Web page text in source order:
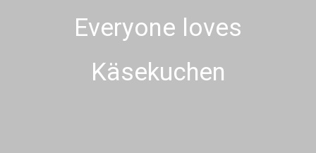
Everyone loves
Käsekuchen